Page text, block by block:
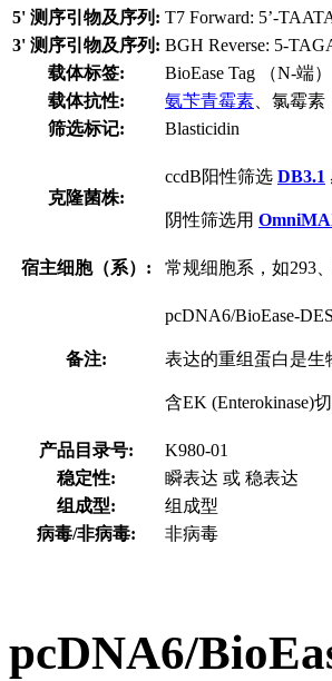
5' 测序引物及序列: T7 Forward: 5’-
3' 测序引物及序列: BGH Reverse: 5-
载体标签:
BioEase Tag （N-端）
载体抗性:
氨苄青霉素 、氯霉素
筛选标记:
Blasticidin
克隆菌株:
ccdB阳性筛选 DB3.1
阴性筛选用
宿主细胞（系）: 常规细胞系，如293
备注:
pcDNA6/BioEase-
表达的重组蛋白是生
含EK (Enterokinase)
产品目录号:
K980-01
稳定性:
瞬表达 或 稳表达
组成型:
组成型
病毒/非病毒:
非病毒
pcDNA6/